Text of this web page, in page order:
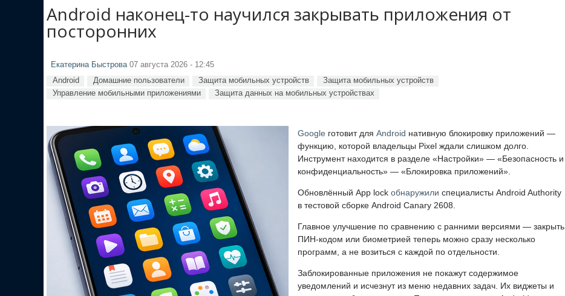
Android наконец-то научился закрывать приложения от
посторонних
Екатерина Быстрова07 августа 2026 - 12:45
Android Домашние пользователи Защита мобильных устройств
Защита мобильных устройств
Управление мобильными приложениями
Защита данных на мобильных устройствах
Google готовит для Android нативную блокировку приложений —
функцию, которой владельцы Pixel ждали слишком долго.
Инструмент находится в разделе «Настройки» — «Безопасность и
конфиденциальность» — «Блокировка приложений».
Обновлённый App lock обнаружили специалисты Android Authority
в тестовой сборке Android Canary 2608.
Главное улучшение по сравнению с ранними версиями — закрыть
ПИН-кодом или биометрией теперь можно сразу несколько
программ, а не возиться с каждой по отдельности.
Заблокированные приложения не покажут содержимое
уведомлений и исчезнут из меню недавних задач. Их виджеты и